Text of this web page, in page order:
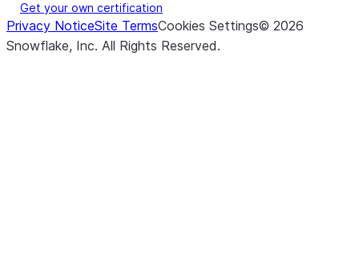
Get your own certification
Privacy NoticeSite TermsCookies Settings© 2026
Snowflake, Inc. All Rights Reserved.